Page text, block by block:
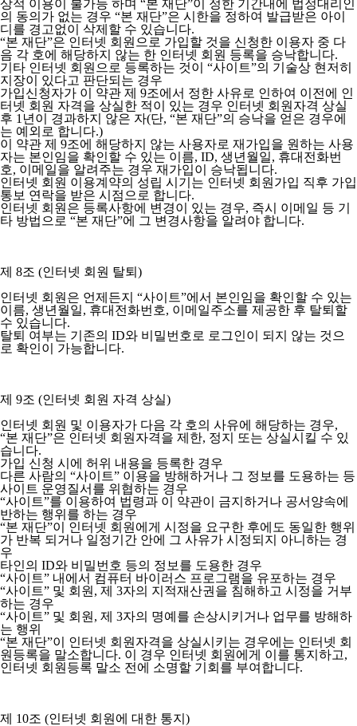
상적 이용이 불가능 하며 “본 재단”이 정한 기간내에 법정대리인
의 동의가 없는 경우 “본 재단”은 시한을 정하여 발급받은 아이
디를 경고없이 삭제할 수 있습니다.
“본 재단”은 인터넷 회원으로 가입할 것을 신청한 이용자 중 다
음 각 호에 해당하지 않는 한 인터넷 회원 등록을 승낙합니다.
기타 인터넷 회원으로 등록하는 것이 “사이트”의 기술상 현저히
지장이 있다고 판단되는 경우
가입신청자가 이 약관 제 9조에서 정한 사유로 인하여 이전에 인
터넷 회원 자격을 상실한 적이 있는 경우 인터넷 회원자격 상실
후 1년이 경과하지 않은 자(단, “본 재단”의 승낙을 얻은 경우에
는 예외로 합니다.)
이 약관 제 9조에 해당하지 않는 사용자로 재가입을 원하는 사용
자는 본인임을 확인할 수 있는 이름, ID, 생년월일, 휴대전화번
호, 이메일을 알려주는 경우 재가입이 승낙됩니다.
인터넷 회원 이용계약의 성립 시기는 인터넷 회원가입 직후 가입
통보 연락을 받은 시점으로 합니다.
인터넷 회원은 등록사항에 변경이 있는 경우, 즉시 이메일 등 기
타 방법으로 “본 재단”에 그 변경사항을 알려야 합니다.
제 8조 (인터넷 회원 탈퇴)
인터넷 회원은 언제든지 “사이트”에서 본인임을 확인할 수 있는
이름, 생년월일, 휴대전화번호, 이메일주소를 제공한 후 탈퇴할
수 있습니다.
탈퇴 여부는 기존의 ID와 비밀번호로 로그인이 되지 않는 것으
로 확인이 가능합니다.
제 9조 (인터넷 회원 자격 상실)
인터넷 회원 및 이용자가 다음 각 호의 사유에 해당하는 경우,
“본 재단”은 인터넷 회원자격을 제한, 정지 또는 상실시킬 수 있
습니다.
가입 신청 시에 허위 내용을 등록한 경우
다른 사람의 “사이트” 이용을 방해하거나 그 정보를 도용하는 등
사이트 운영질서를 위협하는 경우
“사이트”를 이용하여 법령과 이 약관이 금지하거나 공서양속에
반하는 행위를 하는 경우
“본 재단”이 인터넷 회원에게 시정을 요구한 후에도 동일한 행위
가 반복 되거나 일정기간 안에 그 사유가 시정되지 아니하는 경
우
타인의 ID와 비밀번호 등의 정보를 도용한 경우
“사이트” 내에서 컴퓨터 바이러스 프로그램을 유포하는 경우
“사이트” 및 회원, 제 3자의 지적재산권을 침해하고 시정을 거부
하는 경우
“사이트” 및 회원, 제 3자의 명예를 손상시키거나 업무를 방해하
는 행위
“본 재단”이 인터넷 회원자격을 상실시키는 경우에는 인터넷 회
원등록을 말소합니다. 이 경우 인터넷 회원에게 이를 통지하고,
인터넷 회원등록 말소 전에 소명할 기회를 부여합니다.
제 10조 (인터넷 회원에 대한 통지)